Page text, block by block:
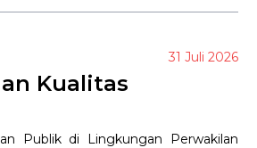
31 Juli 2026
Kualitas
Publik di Lingkungan Perwakilan